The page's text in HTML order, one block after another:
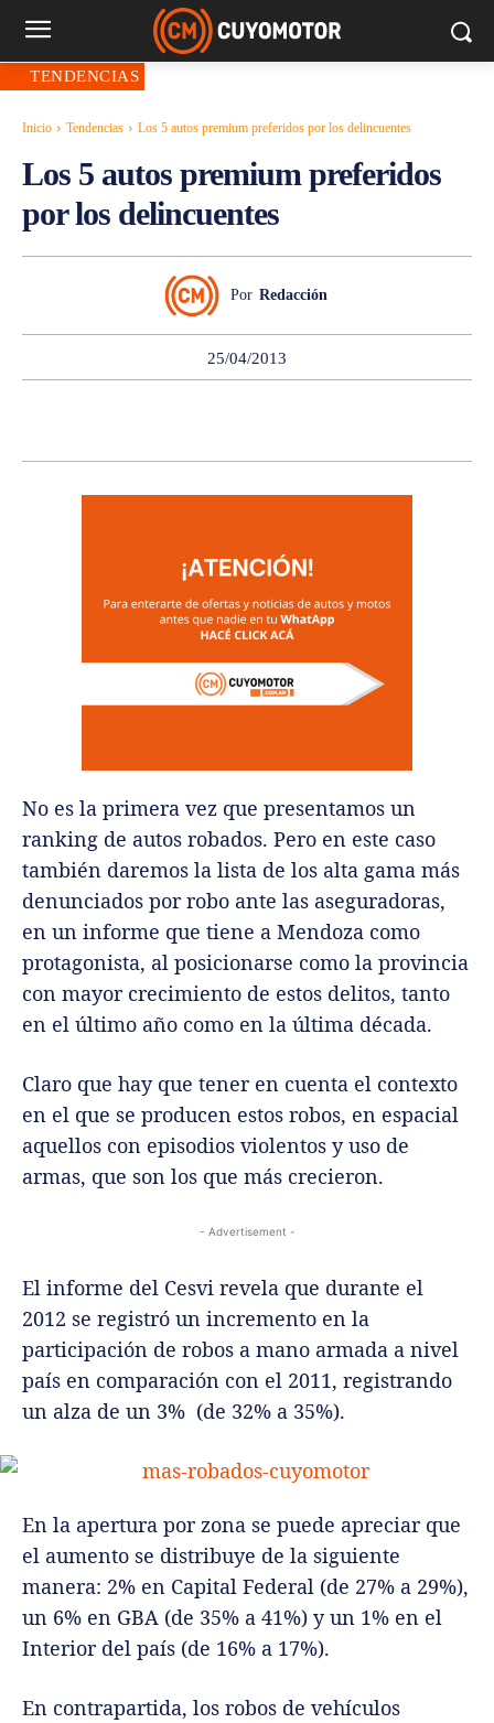
TENDENCIAS
Inicio Tendencias Los 5 autos premium preferidos por los delincuentes
Los 5 autos premium preferidos
por los delincuentes
Por Redacción
25/04/2013
No es la primera vez que presentamos un
ranking de autos robados. Pero en este caso
también daremos la lista de los alta gama más
denunciados por robo ante las aseguradoras,
en un informe que tiene a Mendoza como
protagonista, al posicionarse como la provincia
con mayor crecimiento de estos delitos, tanto
en el último año como en la última década.
Claro que hay que tener en cuenta el contexto
en el que se producen estos robos, en espacial
aquellos con episodios violentos y uso de
armas, que son los que más crecieron.
- Advertisement -
El informe del Cesvi revela que durante el
2012 se registró un incremento en la
participación de robos a mano armada a nivel
país en comparación con el 2011, registrando
un alza de un 3% (de 32% a 35%).
En la apertura por zona se puede apreciar que
el aumento se distribuye de la siguiente
manera: 2% en Capital Federal (de 27% a 29%),
un 6% en GBA (de 35% a 41%) y un 1% en el
Interior del país (de 16% a 17%).
En contrapartida, los robos de vehículos